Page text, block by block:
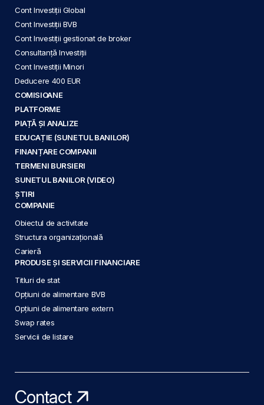
Cont Investiții Global
Cont Investiții BVB
Cont Investiții gestionat de broker
Consultanță Investiții
Cont Investiții Minori
Deducere 400 EUR
COMISIOANE
PLATFORME
PIAȚĂ ȘI ANALIZE
EDUCAȚIE (SUNETUL BANILOR)
FINANȚARE COMPANII
TERMENI BURSIERI
SUNETUL BANILOR (VIDEO)
ȘTIRI
COMPANIE
Obiectul de activitate
Structura organizațională
Carieră
PRODUSE ȘI SERVICII FINANCIARE
Titluri de stat
Opțiuni de alimentare BVB
Opțiuni de alimentare extern
Swap rates
Servicii de listare
Contact